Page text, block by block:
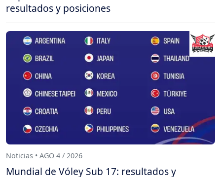
resultados y posiciones
Noticias • AGO 4 / 2026
Mundial de Vóley Sub 17: resultados y